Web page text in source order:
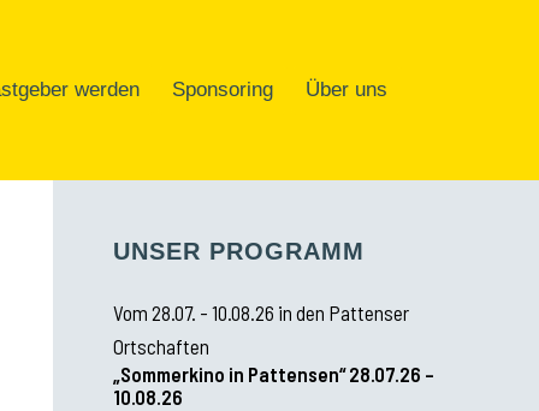
werden Sponsoring Über uns
UNSER PROGRAMM
Vom 28.07. - 10.08.26 in den Pattenser
Ortschaften
„Sommerkino in Pattensen“ 28.07.26 –
10.08.26